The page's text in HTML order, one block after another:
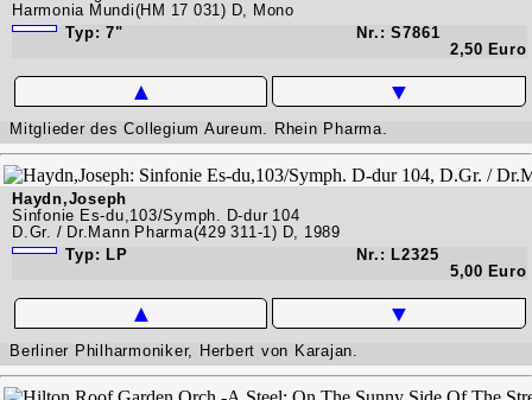
Harmonia Mundi(HM 17 031) D, Mono
Typ: 7"
Nr.: S7861
2,50 Euro
▲ ▼
Mitglieder des Collegium Aureum. Rhein Pharma.
Haydn,Joseph
Sinfonie Es-du,103/Symph. D-dur 104
D.Gr. / Dr.Mann Pharma(429 311-1) D, 1989
Typ: LP
Nr.: L2325
5,00 Euro
▲ ▼
Berliner Philharmoniker, Herbert von Karajan.